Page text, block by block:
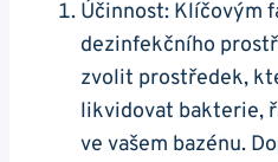
Účinnost: Klíčovým
dezinfekčního
zvolit prostředek,
likvidovat bakterie,
ve vašem bazénu.